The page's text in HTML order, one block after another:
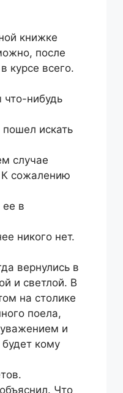
книжке
после
курсе всего.
нибудь
искать
случае
сожалению
ее в
никого нет.
вернулись в
и светлой. В
на столике
поела,
и
кому
Что